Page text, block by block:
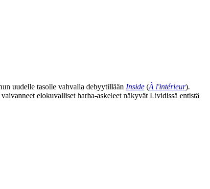
uudelle tasolle vahvalla debyytillään Inside (À l'intérieur).
vaivanneet elokuvalliset harha-askeleet näkyvät Lividissä entistä